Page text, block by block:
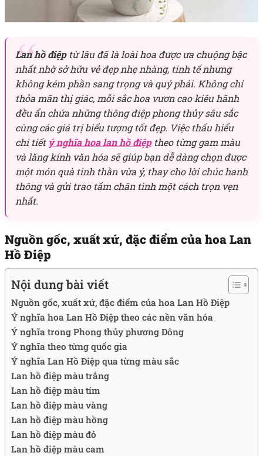
Lan hồ điệptừ lâu đã là loài hoa được ưa chuộng bậc
nhất nhờ sở hữu vẻ đẹp nhẹ nhàng, tinh tế nhưng
không kém phần sang trọng và quý phái. Không chỉ
thỏa mãn thị giác, mỗi sắc hoa vươn cao kiêu hãnh
đều ẩn chứa những thông điệp phong thủy sâu sắc
cùng các giá trị biểu tượng tốt đẹp. Việc thấu hiểu
chi tiết ý nghĩa hoa lan hồ điệptheo từng gam màu
và lăng kính văn hóa sẽ giúp bạn dễ dàng chọn được
một món quà tinh thần vừa ý, thay cho lời chúc hanh
thông và gửi trao tấm chân tình một cách trọn vẹn
nhất.
Nguồn gốc, xuất xứ, đặc điểm của hoa Lan
Hồ Điệp
Nội dung bài viết
Nguồn gốc, xuất xứ, đặc điểm của hoa Lan Hồ Điệp
Ý nghĩa hoa Lan Hồ Điệp theo các nền văn hóa
Ý nghĩa trong Phong thủy phương Đông
Ý nghĩa theo từng quốc gia
Ý nghĩa Lan Hồ Điệp qua từng màu sắc
Lan hồ điệp màu trắng
Lan hồ điệp màu tím
Lan hồ điệp màu vàng
Lan hồ điệp màu hồng
Lan hồ điệp màu đỏ
Lan hồ điệp màu cam